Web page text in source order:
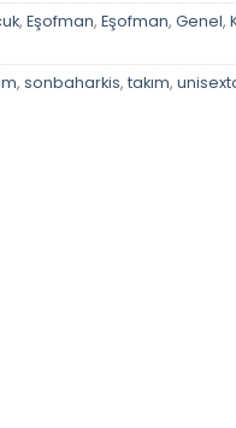
, Eşofman, Eşofman, Genel,
, sonbaharkis, takım,